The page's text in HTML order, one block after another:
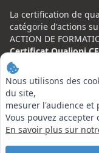
Nous utilisons des
du site,
mesurer l'audience et
Vous pouvez accepter
En savoir plus sur
La certification de
catégorie d'actions
ACTION DE
Certificat Qualiopi
CONTACT
Centre National de
20 rue Henri
N°VERT : 0800 00